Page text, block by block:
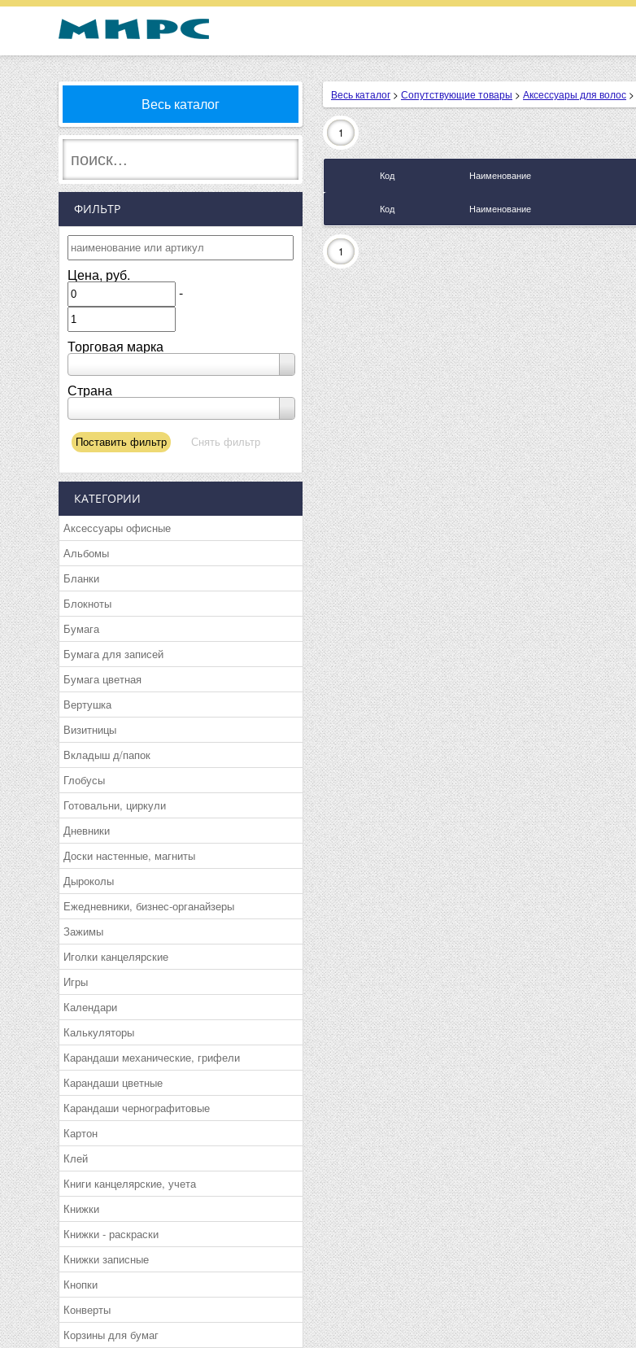
Весь каталог
ФИЛЬТР
Цена, руб.
-
Торговая марка
Страна
КАТЕГОРИИ
Аксессуары офисные
Альбомы
Бланки
Блокноты
Бумага
Бумага для записей
Бумага цветная
Вертушка
Визитницы
Вкладыш д/папок
Глобусы
Готовальни, циркули
Дневники
Доски настенные, магниты
Дыроколы
Ежедневники, бизнес-органайзеры
Зажимы
Иголки канцелярские
Игры
Календари
Калькуляторы
Карандаши механические, грифели
Карандаши цветные
Карандаши чернографитовые
Картон
Клей
Книги канцелярские, учета
Книжки
Книжки - раскраски
Книжки записные
Кнопки
Конверты
Корзины для бумаг
Весь каталог > Сопутствующие товары > Аксессуары для волос >
1
Код Наименование
Код Наименование
1